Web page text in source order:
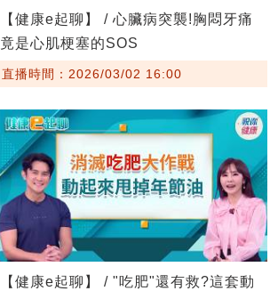
【健康e起聊】 / 心臟病突襲!胸悶牙痛
竟是心肌梗塞的SOS
直播時間：2026/03/02 16:00
【健康e起聊】 / "吃肥"還有救?這套動